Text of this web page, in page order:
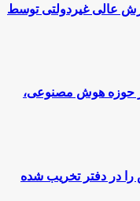
عالی غیردولتی توسط
حوزه هوش مصنوعی،
در دفتر تخریب شده